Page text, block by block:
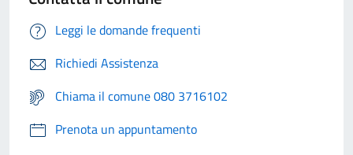
Leggi le domande frequenti
Richiedi Assistenza
Chiama il comune 080 3716102
Prenota un appuntamento